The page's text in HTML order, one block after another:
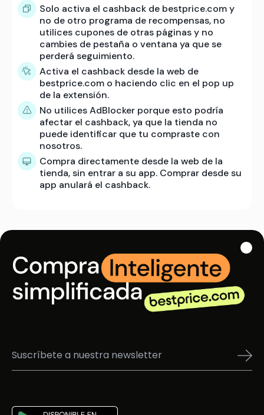
Solo activa el cashback de bestprice.com y
no de otro programa de recompensas, no
utilices cupones de otras páginas y no
cambies de pestaña o ventana ya que se
perderá seguimiento.
Activa el cashback desde la web de
bestprice.com o haciendo clic en el pop up
de la extensión.
No utilices AdBlocker porque esto podría
afectar el cashback, ya que la tienda no
puede identificar que tu compraste con
nosotros.
Compra directamente desde la web de la
tienda, sin entrar a su app. Comprar desde su
app anulará el cashback.